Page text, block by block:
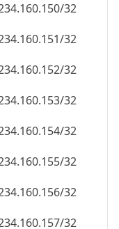
32
32
32
32
32
32
32
32